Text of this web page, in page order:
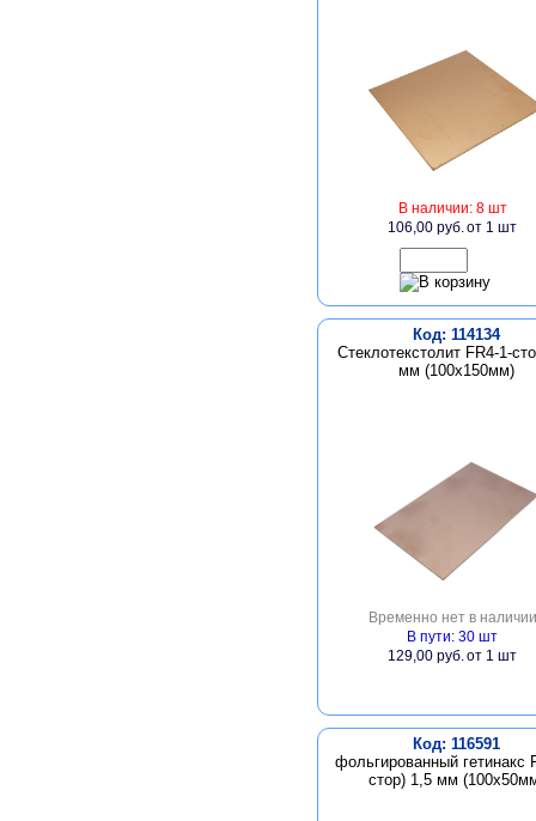
В наличии: 8 шт
106,00 руб.от 1 шт
Код: 114134
Стеклотекстолит FR4-1-
мм (100х150мм)
Временно нет в наличии
В пути: 30 шт
129,00 руб.от 1 шт
Код: 116591
фольгированный гетинакс
стор) 1,5 мм